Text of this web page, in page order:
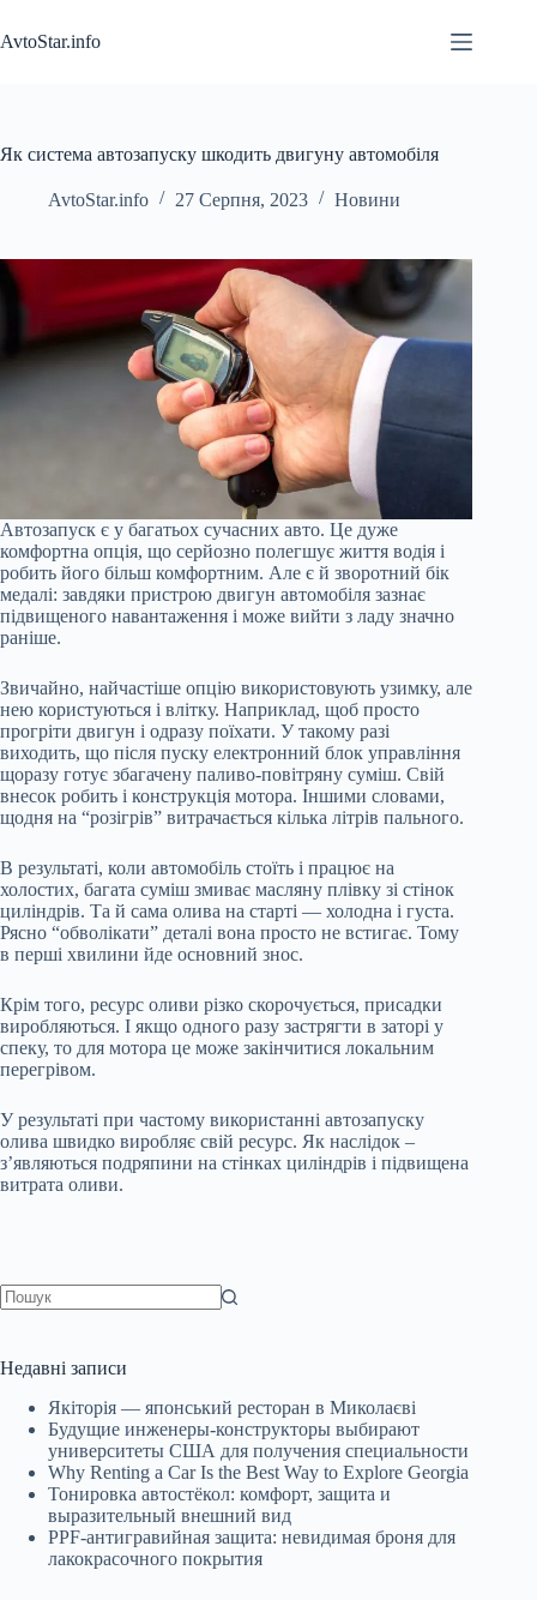
до
вмісту
AvtoStar.info
Як система автозапуску шкодить двигуну автомобіля
AvtoStar.info 27 Серпня, 2023 Новини
Автозапуск є у багатьох сучасних авто. Це дуже
комфортна опція, що серйозно полегшує життя водія і
робить його більш комфортним. Але є й зворотний бік
медалі: завдяки пристрою двигун автомобіля зазнає
підвищеного навантаження і може вийти з ладу значно
раніше.
Звичайно, найчастіше опцію використовують узимку, але
нею користуються і влітку. Наприклад, щоб просто
прогріти двигун і одразу поїхати. У такому разі
виходить, що після пуску електронний блок управління
щоразу готує збагачену паливо-повітряну суміш. Свій
внесок робить і конструкція мотора. Іншими словами,
щодня на “розігрів” витрачається кілька літрів пального.
В результаті, коли автомобіль стоїть і працює на
холостих, багата суміш змиває масляну плівку зі стінок
циліндрів. Та й сама олива на старті — холодна і густа.
Рясно “обволікати” деталі вона просто не встигає. Тому
в перші хвилини йде основний знос.
Крім того, ресурс оливи різко скорочується, присадки
виробляються. І якщо одного разу застрягти в заторі у
спеку, то для мотора це може закінчитися локальним
перегрівом.
У результаті при частому використанні автозапуску
олива швидко виробляє свій ресурс. Як наслідок –
з’являються подряпини на стінках циліндрів і підвищена
витрата оливи.
Недавні записи
Якіторія — японський ресторан в Миколаєві
Будущие инженеры‑конструкторы выбирают
университеты США для получения специальности
Why Renting a Car Is the Best Way to Explore Georgia
Тонировка автостёкол: комфорт, защита и
выразительный внешний вид
PPF-антигравийная защита: невидимая броня для
лакокрасочного покрытия